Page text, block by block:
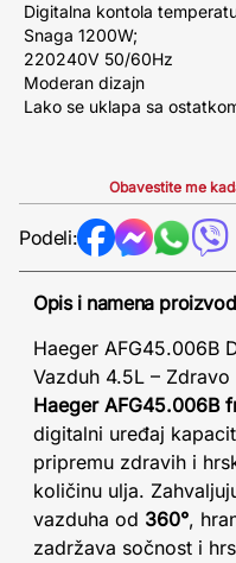
Digitalna kontola
Snaga 1200W;
220240V 50/60Hz
Moderan dizajn
Lako se uklapa sa
Obavestite me
Podeli:
Opis i namena
Haeger AFG45.006B
Vazduh 4.5L –
Haeger AFG45.006B
digitalni uređaj
pripremu zdravih i
količinu ulja.
vazduha od 360°,
zadržava sočnost i